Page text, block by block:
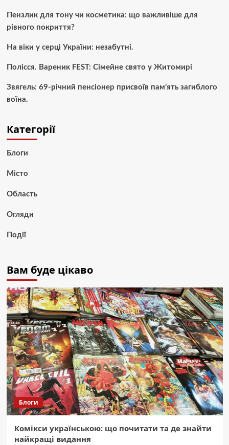
Пензлик для тону чи косметика: що важливіше для
рівного покриття?
На віки у серці України: незабутні.
Полісся. Вареник FEST: Сімейне свято у Житомирі
Звягель: 69-річний пенсіонер присвоїв пам’ять загиблого
воїна.
Категорії
Блоги
Місто
Область
Огляди
Події
Вам буде цікаво
Блоги
Комікси українською: що почитати та де знайти
найкращі видання